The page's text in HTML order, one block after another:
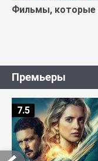
Фильмы, которые
Премьеры
7.5